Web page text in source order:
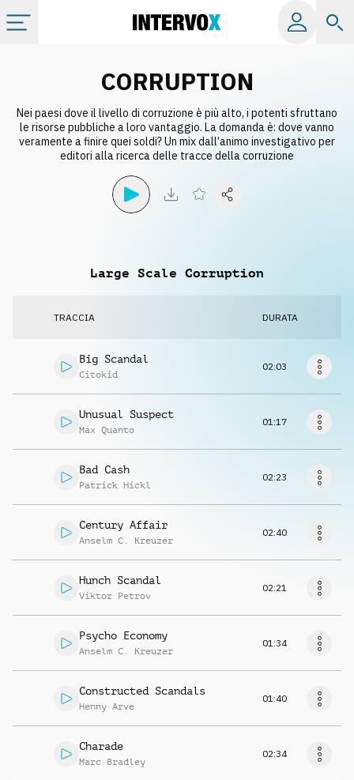
Album
Richiedi musica
CORRUPTION
Nei paesi dove il livello di corruzione è più alto, i potenti sfruttano
le risorse pubbliche a loro vantaggio. La domanda è: dove vanno
veramente a finire quei soldi? Un mix dall’animo investigativo per
editori alla ricerca delle tracce della corruzione
Large Scale Corruption
TRACCIA DURATA
Big Scandal
Citokid
02:03
Unusual Suspect
Max Quanto
01:17
Bad Cash
Patrick Hickl
02:23
Century Affair
Anselm C. Kreuzer
02:40
Hunch Scandal
Viktor Petrov
02:21
Psycho Economy
Anselm C. Kreuzer
01:34
Constructed Scandals
Henny Arve
01:40
Charade
Marc Bradley
02:34